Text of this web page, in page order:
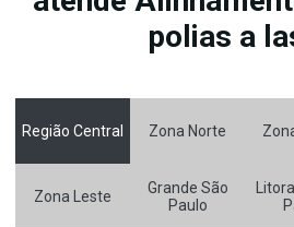
polias a
Região Central Zona Norte
Zona Leste
Grande São
Paulo